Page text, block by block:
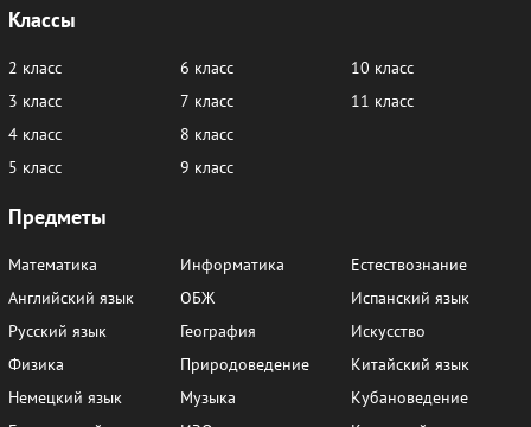
Классы
2 класс
3 класс
4 класс
5 класс
6 класс
7 класс
8 класс
9 класс
10 класс
11 класс
Предметы
Математика
Английский язык
Русский язык
Физика
Немецкий язык
Информатика
ОБЖ
География
Природоведение
Музыка
Естествознание
Испанский язык
Искусство
Китайский язык
Кубановедение